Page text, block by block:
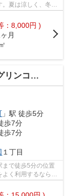
夏は涼しく、冬に
：8,000円 )
月
波タワー）
」駅 徒歩5分
歩7分
歩7分
１丁目
まで徒歩5分の位置
く利用するなら2